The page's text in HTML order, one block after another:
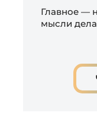
Главное —
мысли